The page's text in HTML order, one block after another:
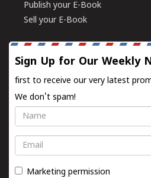
Publish your E-Book
Sell your E-Book
Sign Up for Our Weekly
first to receive our very latest
We don't spam!
Name
Email
Marketing permission